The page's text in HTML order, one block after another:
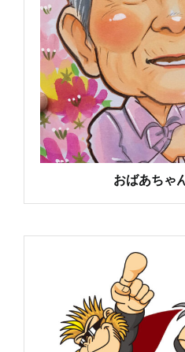
おばあちゃ